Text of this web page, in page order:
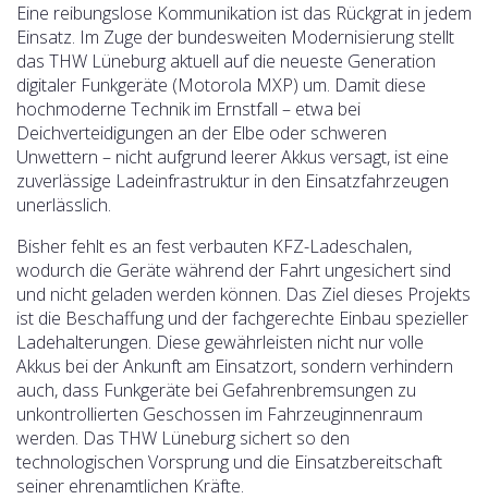
Eine reibungslose Kommunikation ist das Rückgrat in jedem
Einsatz. Im Zuge der bundesweiten Modernisierung stellt
das THW Lüneburg aktuell auf die neueste Generation
digitaler Funkgeräte (Motorola MXP) um. Damit diese
hochmoderne Technik im Ernstfall – etwa bei
Deichverteidigungen an der Elbe oder schweren
Unwettern – nicht aufgrund leerer Akkus versagt, ist eine
zuverlässige Ladeinfrastruktur in den Einsatzfahrzeugen
unerlässlich.
Bisher fehlt es an fest verbauten KFZ-Ladeschalen,
wodurch die Geräte während der Fahrt ungesichert sind
und nicht geladen werden können. Das Ziel dieses Projekts
ist die Beschaffung und der fachgerechte Einbau spezieller
Ladehalterungen. Diese gewährleisten nicht nur volle
Akkus bei der Ankunft am Einsatzort, sondern verhindern
auch, dass Funkgeräte bei Gefahrenbremsungen zu
unkontrollierten Geschossen im Fahrzeuginnenraum
werden. Das THW Lüneburg sichert so den
technologischen Vorsprung und die Einsatzbereitschaft
seiner ehrenamtlichen Kräfte.